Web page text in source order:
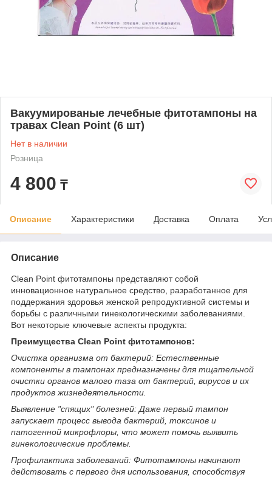
Вакуумированые лечебные фитотампоны на
травах Clean Point (6 шт)
Нет в наличии
Розница
4 800 ₸
Описание Характеристики Доставка Оплата
Описание
Clean Point фитотампоны представляют собой
инновационное натуральное средство, разработанное для
поддержания здоровья женской репродуктивной системы и
борьбы с различными гинекологическими заболеваниями.
Вот некоторые ключевые аспекты продукта:
Преимущества Clean Point фитотампонов:
Очистка организма от бактерий: Естественные
компоненты в тампонах предназначены для тщательной
очистки органов малого таза от бактерий, вирусов и их
продуктов жизнедеятельности.
Выявление "спящих" болезней: Даже первый тампон
запускает процесс вывода бактерий, токсинов и
патогенной микрофлоры, что может помочь выявить
гинекологические проблемы.
Профилактика заболеваний: Фитотампоны начинают
действовать с первого дня использования, способствуя